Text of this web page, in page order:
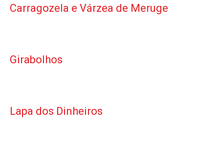
Carragozela e Várzea de Meruge
Girabolhos
Lapa dos Dinheiros